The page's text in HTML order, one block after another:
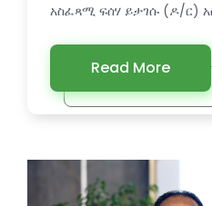
አስፈጻሚ ፍሰሃ ይታገሱ (ዶ/ር)
Read More